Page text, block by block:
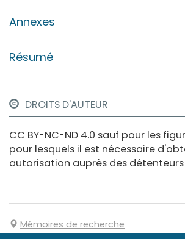
Annexes
Résumé
DROITS D'AUTEUR
CC BY-NC-ND 4.0 sauf pour les
pour lesquels il est nécessaire
autorisation auprès des
Mémoires de recherche